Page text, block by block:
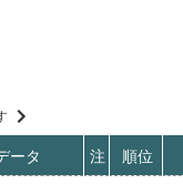
ータ 注 順位